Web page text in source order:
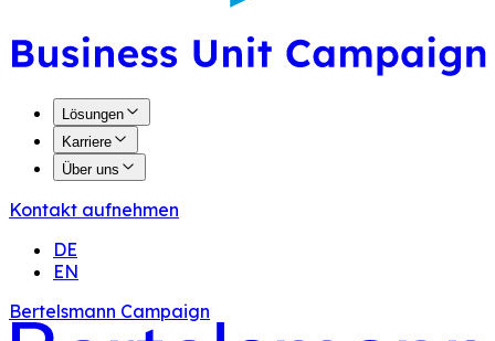
Lösungen
Karriere
Über uns
Kontakt aufnehmen
DE
EN
Bertelsmann Campaign